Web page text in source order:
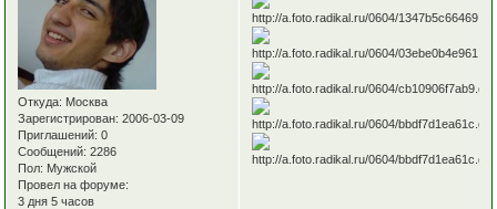
Откуда: Москва
Зарегистрирован: 2006-03-09
Приглашений: 0
Сообщений: 2286
Пол: Мужской
Провел на форуме:
3 дня 5 часов